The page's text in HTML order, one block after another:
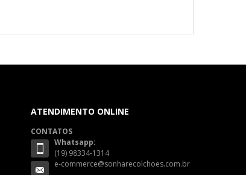
ATENDIMENTO ONLINE
CONTATOS
Whatsapp:
(19) 98334-1314
e-commerce@sonharecolchoes.com.br